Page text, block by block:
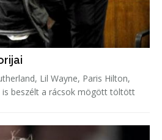
Lil Wayne, Paris Hilton,
is beszélt a rácsok mögött töltött